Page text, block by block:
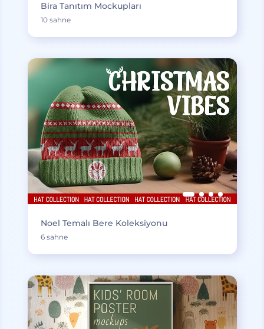
Bira Tanıtım Mockupları
10 sahne
Noel Temalı Bere Koleksiyonu
6 sahne